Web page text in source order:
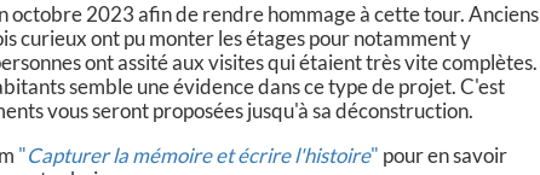
octobre 2023 afin de rendre hommage à cette tour. Anciens
curieux ont pu monter les étages pour notamment y
ont assité aux visites qui étaient très vite complètes.
semble une évidence dans ce type de projet. C'est
vous seront proposées jusqu'à sa déconstruction.
"Capturer la mémoire et écrire l'histoire" pour en savoir